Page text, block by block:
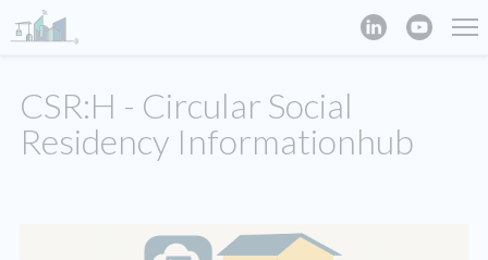
CSR:H - Circular Social
Residency Informationhub